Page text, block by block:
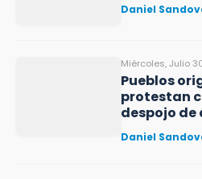
Daniel
Miércoles, Julio
Pueblos
protestan
despojo de
Daniel